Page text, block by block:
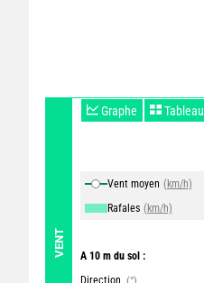
VENT
Graphe Tableau
Vent moyen (km/h)
Rafales (km/h)
A 10 m du sol :
Direction